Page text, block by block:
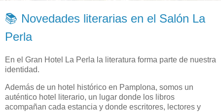
📚 Novedades literarias en el Salón La
Perla
En el Gran Hotel La Perla la literatura forma parte de nuestra
identidad.
Además de un hotel histórico en Pamplona, somos un
auténtico hotel literario, un lugar donde los libros
acompañan cada estancia y donde escritores, lectores y